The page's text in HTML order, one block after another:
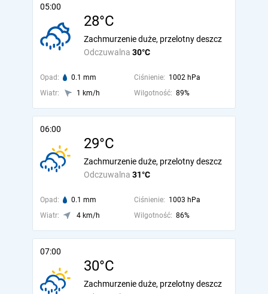
05:00
28°C
Odczuwalna 30°C
Zachmurzenie duże, przelotny deszcz
Opad: 0.1 mm Ciśnienie: 1002 hPa
Wiatr:
1 km/h Wilgotność: 89%
06:00
29°C
Odczuwalna 31°C
Zachmurzenie duże, przelotny deszcz
Opad: 0.1 mm Ciśnienie: 1003 hPa
Wiatr:
4 km/h Wilgotność: 86%
07:00
30°C
Zachmurzenie duże, przelotny deszcz